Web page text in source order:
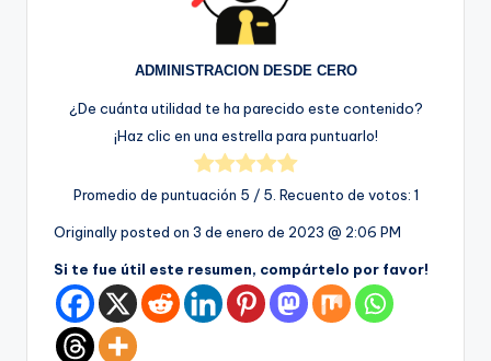
ADMINISTRACION DESDE CERO
¿De cuánta utilidad te ha parecido este contenido?
¡Haz clic en una estrella para puntuarlo!
Promedio de puntuación 5 / 5. Recuento de votos: 1
Originally posted on 3 de enero de 2023 @ 2:06 PM
Si te fue útil este resumen, compártelo por favor!